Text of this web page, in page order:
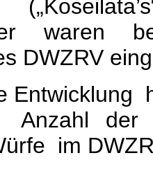
waren
DWZRV
im